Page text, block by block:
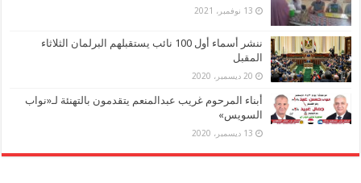
13 نوفمبر، 2021
ننشر أسماء أول 100 نائب يستقبلهم البرلمان الثلاثاء
المقبل
20 ديسمبر، 2020
أبناء المرحوم غريب عبدالمنعم يتقدمون بالتهنئة لـ«نواب
السويس»
13 ديسمبر، 2020